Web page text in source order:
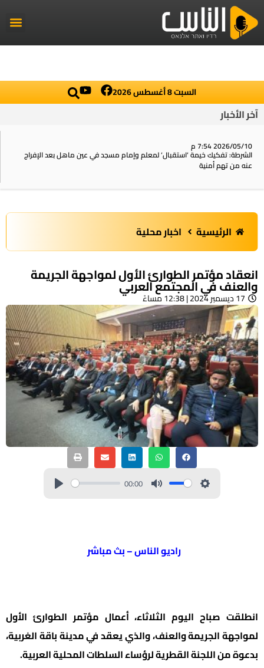
السبت 8 أغسطس 2026
آخر الأخبار
2026/05/10 7:54 م
الشرطة: تفكيك خيمة ‘استقبال‘ لمعلم وإمام مسجد في عين ماهل بعد الإفراج
عنه من تهم أمنية
الرئيسية اخبار محلية
انعقاد مؤتمر الطوارئ الأول لمواجهة الجريمة
والعنف في المجتمع العربي
17 ديسمبر 2024 | 12:38 مساءً
00:00
راديو الناس – بث مباشر
انطلقت صباح اليوم الثلاثاء، أعمال مؤتمر الطوارئ الأول
لمواجهة الجريمة والعنف، والذي يعقد في مدينة باقة الغربية،
بدعوة من اللجنة القطرية لرؤساء السلطات المحلية العربية.